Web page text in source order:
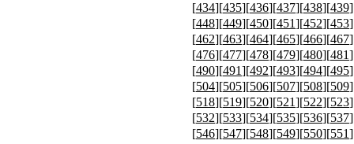
[434][435][436][437][438][439
[448][449][450][451][452][453
[462][463][464][465][466][467
[476][477][478][479][480][481
[490][491][492][493][494][495
[504][505][506][507][508][509
[518][519][520][521][522][523
[532][533][534][535][536][537
[546][547][548][549][550][551